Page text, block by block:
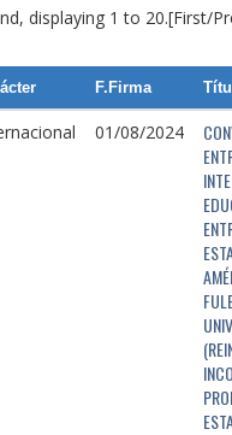
displaying 1 to 20.[First/
F.Firma
01/08/2024